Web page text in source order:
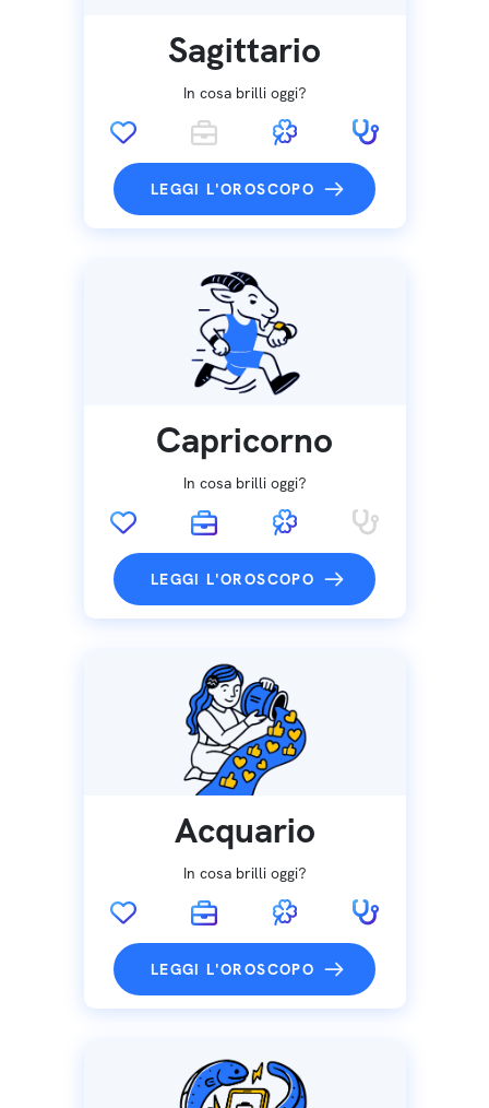
Sagittario
In cosa brilli oggi?
LEGGI L'OROSCOPO
Capricorno
In cosa brilli oggi?
LEGGI L'OROSCOPO
Acquario
In cosa brilli oggi?
LEGGI L'OROSCOPO